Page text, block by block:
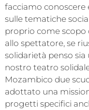
facciamo conoscere
sulle tematiche
proprio come scopo
allo spettatore, se
solidarietà penso sia
nostro teatro
Mozambico due
adottato una
progetti specifici